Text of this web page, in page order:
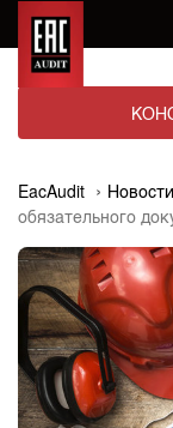
EacAudit Новости
обязательного